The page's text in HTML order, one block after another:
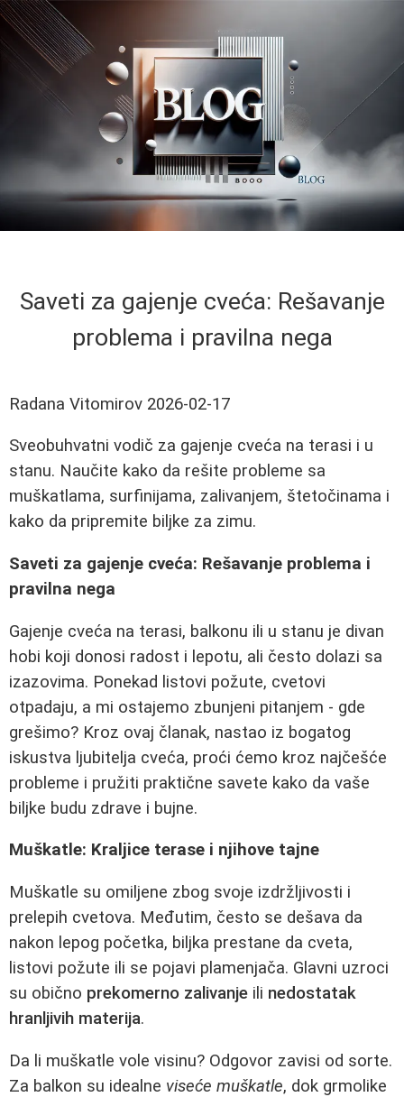
Saveti za gajenje cveća: Rešavanje
problema i pravilna nega
Radana Vitomirov 2026-02-17
Sveobuhvatni vodič za gajenje cveća na terasi i u
stanu. Naučite kako da rešite probleme sa
muškatlama, surfinijama, zalivanjem, štetočinama i
kako da pripremite biljke za zimu.
Saveti za gajenje cveća: Rešavanje problema i
pravilna nega
Gajenje cveća na terasi, balkonu ili u stanu je divan
hobi koji donosi radost i lepotu, ali često dolazi sa
izazovima. Ponekad listovi požute, cvetovi
otpadaju, a mi ostajemo zbunjeni pitanjem - gde
grešimo? Kroz ovaj članak, nastao iz bogatog
iskustva ljubitelja cveća, proći ćemo kroz najčešće
probleme i pružiti praktične savete kako da vaše
biljke budu zdrave i bujne.
Muškatle: Kraljice terase i njihove tajne
Muškatle su omiljene zbog svoje izdržljivosti i
prelepih cvetova. Međutim, često se dešava da
nakon lepog početka, biljka prestane da cveta,
listovi požute ili se pojavi plamenjača. Glavni uzroci
su obično prekomerno zalivanje ili nedostatak
hranljivih materija.
Da li muškatle vole visinu? Odgovor zavisi od sorte.
Za balkon su idealne viseće muškatle, dok grmolike